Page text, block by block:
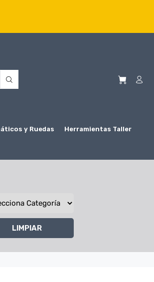
y Ruedas Herramientas Taller
LIMPIAR